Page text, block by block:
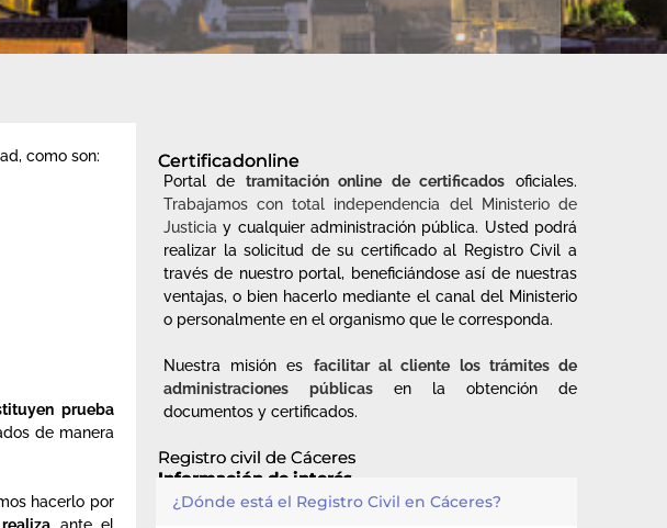
como son:
prueba
de manera
hacerlo por
Certificadonline
Portal de tramitación online de certificados oficiales.
Trabajamos con total independencia del Ministerio de
Justicia y cualquier administración pública. Usted podrá
realizar la solicitud de su certificado al Registro Civil a
través de nuestro portal, beneficiándose así de nuestras
ventajas, o bien hacerlo mediante el canal del Ministerio
o personalmente en el organismo que le corresponda.
Nuestra misión es facilitar al cliente los trámites de
administraciones
públicas
en la obtención de
documentos y certificados.
Registro civil de Cáceres
Información de interés
¿Dónde está el Registro Civil en Cáceres?